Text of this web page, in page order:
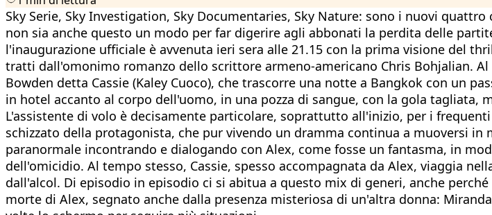
Sky Serie, Sky Investigation, Sky Documentaries, Sky Nature: sono i nuovi
non sia anche questo un modo per far digerire agli abbonati la perdita delle
l'inaugurazione ufficiale è avvenuta ieri sera alle 21.15 con la prima visione del
tratti dall'omonimo romanzo dello scrittore armeno-americano Chris Bohjalian.
Bowden detta Cassie (Kaley Cuoco), che trascorre una notte a Bangkok con un
in hotel accanto al corpo dell'uomo, in una pozza di sangue, con la gola tagliata,
L'assistente di volo è decisamente particolare, soprattutto all'inizio, per i
schizzato della protagonista, che pur vivendo un dramma continua a muoversi in
paranormale incontrando e dialogando con Alex, come fosse un fantasma, in
dell'omicidio. Al tempo stesso, Cassie, spesso accompagnata da Alex, viaggia
dall'alcol. Di episodio in episodio ci si abitua a questo mix di generi, anche
morte di Alex, segnato anche dalla presenza misteriosa di un'altra donna: